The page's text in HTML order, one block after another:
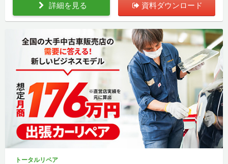
詳細を見る 資料ダウンロード
トータルリペア